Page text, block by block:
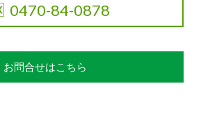
0470-84-0878
お問合せはこちら